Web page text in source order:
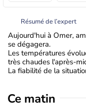
Résumé de l’expert
Aujourd'hui à Omer,
se dégagera.
Les températures
très chaudes l'après-
La fiabilité de la
Ce matin